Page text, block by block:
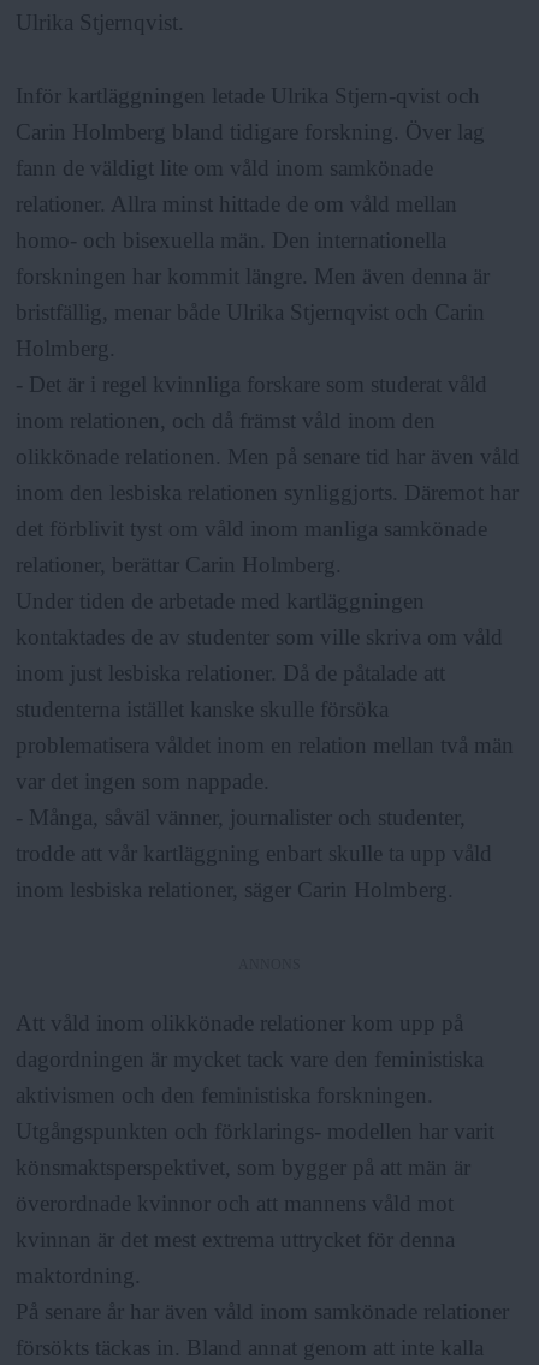
Ulrika Stjernqvist.
Inför kartläggningen letade Ulrika Stjern-qvist och
Carin Holmberg bland tidigare forskning. Över lag
fann de väldigt lite om våld inom samkönade
relationer. Allra minst hittade de om våld mellan
homo- och bisexuella män. Den internationella
forskningen har kommit längre. Men även denna är
bristfällig, menar både Ulrika Stjernqvist och Carin
Holmberg.
- Det är i regel kvinnliga forskare som studerat våld
inom relationen, och då främst våld inom den
olikkönade relationen. Men på senare tid har även våld
inom den lesbiska relationen synliggjorts. Däremot har
det förblivit tyst om våld inom manliga samkönade
relationer, berättar Carin Holmberg.
Under tiden de arbetade med kartläggningen
kontaktades de av studenter som ville skriva om våld
inom just lesbiska relationer. Då de påtalade att
studenterna istället kanske skulle försöka
problematisera våldet inom en relation mellan två män
var det ingen som nappade.
- Många, såväl vänner, journalister och studenter,
trodde att vår kartläggning enbart skulle ta upp våld
inom lesbiska relationer, säger Carin Holmberg.
Att våld inom olikkönade relationer kom upp på
dagordningen är mycket tack vare den feministiska
aktivismen och den feministiska forskningen.
Utgångspunkten och förklarings- modellen har varit
könsmaktsperspektivet, som bygger på att män är
överordnade kvinnor och att mannens våld mot
kvinnan är det mest extrema uttrycket för denna
maktordning.
På senare år har även våld inom samkönade relationer
försökts täckas in. Bland annat genom att inte kalla